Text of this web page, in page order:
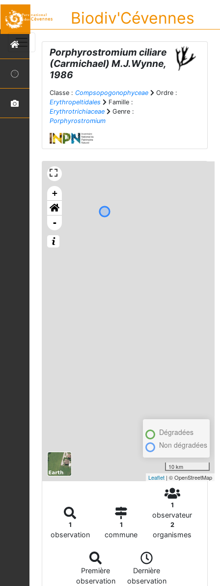
Biodiv'Cévennes
Porphyrostromium ciliare
(Carmichael) M.J.Wynne,
1986
Classe : Compsopogonophyceae
Ordre :
Erythropeltidales
Famille :
Erythrotrichiaceae
Genre :
Porphyrostromium
+
-
Dégradées
Non dégradées
10 km
Leaflet | © OpenStreetMap
1
observation
1
commune
1
observateur
2
organismes
Première
observation
Dernière
observation